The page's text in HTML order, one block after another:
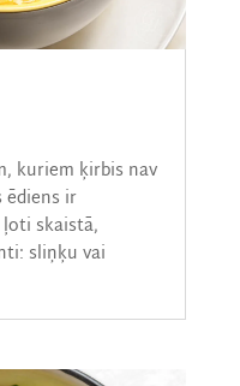
kuriem ķirbis nav
ēdiens ir
skaistā,
sliņķu vai